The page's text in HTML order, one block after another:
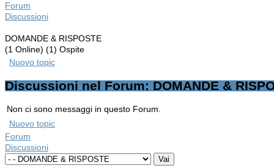
Forum
Discussioni
DOMANDE & RISPOSTE
(1 Online) (1) Ospite
Nuovo topic
Discussioni nel Forum: DOMANDE &
Non ci sono messaggi in questo Forum.
Nuovo topic
Forum
Discussioni